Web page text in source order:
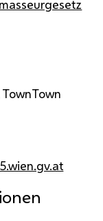
TownTown